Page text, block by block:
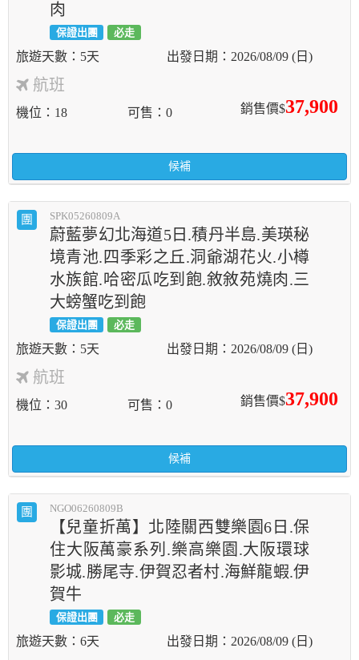
肉
保證出團 必走
5天 2026/08/09 (日)
航班
銷售價$37,900
機位 18 可售 0
候補
團 SPK05260809A
蔚藍夢幻北海道5日.積丹半島.美瑛秘
境青池.四季彩之丘.洞爺湖花火.小樽
水族館.哈密瓜吃到飽.敘敘苑燒肉.三
大螃蟹吃到飽
保證出團 必走
5天 2026/08/09 (日)
航班
銷售價$37,900
機位 30 可售 0
候補
團 NGO06260809B
【兒童折萬】北陸關西雙樂園6日.保
住大阪萬豪系列.樂高樂園.大阪環球
影城.勝尾寺.伊賀忍者村.海鮮龍蝦.伊
賀牛
保證出團 必走
6天 2026/08/09 (日)